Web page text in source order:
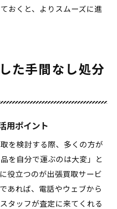
おくと、よりスムーズに進
た手間なし処分
用ポイント
を検討する際、多くの方が
を自分で運ぶのは大変」と
役立つのが出張買取サービ
あれば、電話やウェブから
タッフが査定に来てくれる